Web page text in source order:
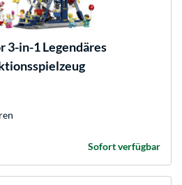
3-in-1 Legendäres
Sofort verfügbar